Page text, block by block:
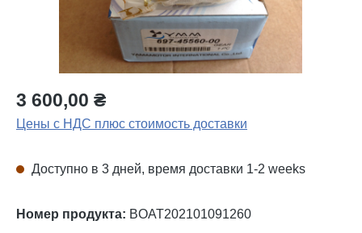
3 600,00 ₴
Цены с НДС плюс стоимость доставки
Доступно в 3 дней, время доставки 1-2 weeks
Номер продукта: BOAT202101091260